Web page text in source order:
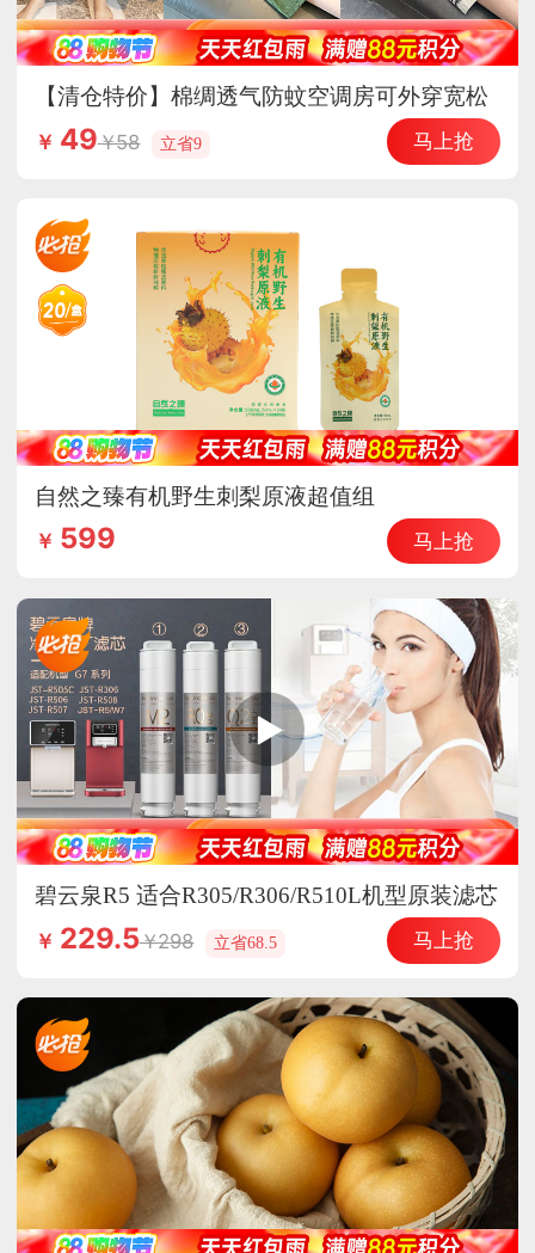
【清仓特价】棉绸透气防蚊空调房可外穿宽松
七分家居裤·棉绸7分-怦然心动（有口袋）
￥ 49 58 立省9 马上抢
自然之臻有机野生刺梨原液超值组
￥ 599 马上抢
碧云泉R5 适合R305/R306/R510L机型原装滤芯
（选组合更优惠）
￥ 229.5 298 立省68.5 马上抢